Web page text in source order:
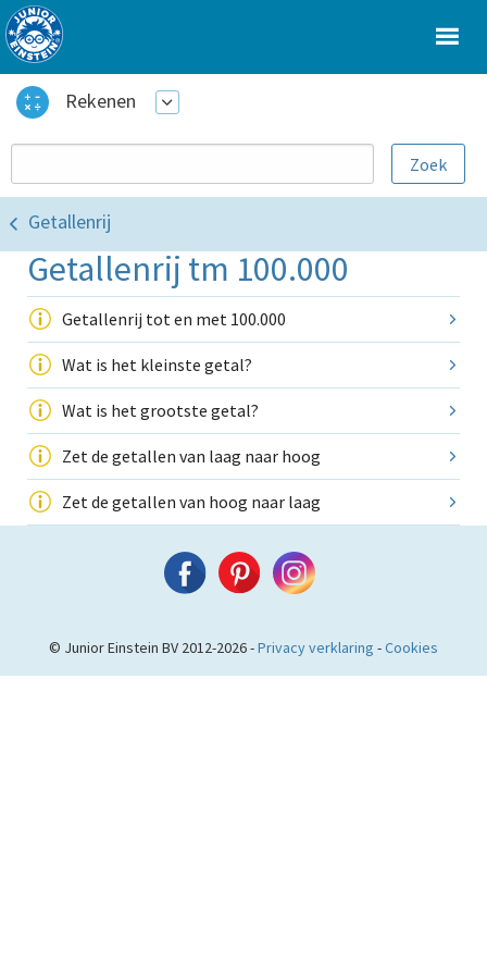
Rekenen
Getallenrij
Getallenrij tm 100.000
Getallenrij tot en met 100.000
Wat is het kleinste getal?
Wat is het grootste getal?
Zet de getallen van laag naar hoog
Zet de getallen van hoog naar laag
© Junior Einstein BV 2012-2026 -Privacy verklaring -Cookies